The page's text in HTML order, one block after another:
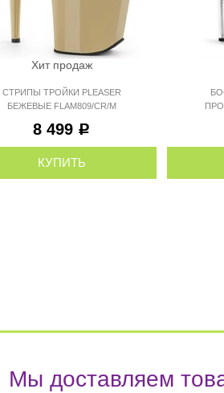
Хит продаж
СТРИПЫ ТРОЙКИ PLEASER
БЕЖЕВЫЕ FLAM809/CR/M
8 499 Р
КУПИТЬ
Мы доставляем